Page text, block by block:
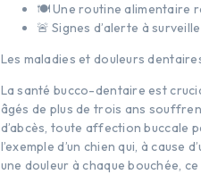
🍽️ Une routine alimentaire
🚨 Signes d’alerte à
Les maladies et douleurs
La santé bucco-dentaire est
âgés de plus de trois ans
d’abcès, toute affection buccale
l’exemple d’un chien qui, à
une douleur à chaque bouchée,